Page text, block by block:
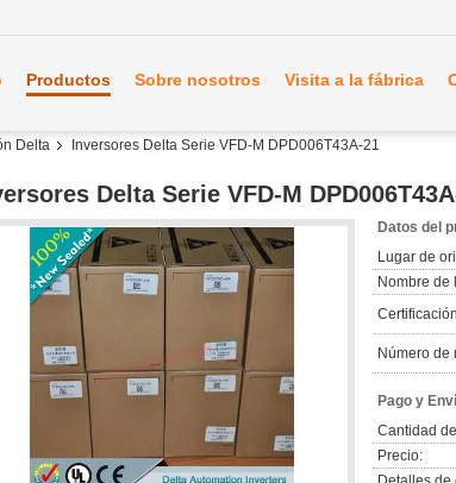
Productos Sobre nosotros Visita a la fábrica
Delta Inversores Delta Serie VFD-M DPD006T43A-21
Delta Serie VFD-M
Datos del
Lugar de
Nombre de
Número de
Pago y
Cantidad
Precio: